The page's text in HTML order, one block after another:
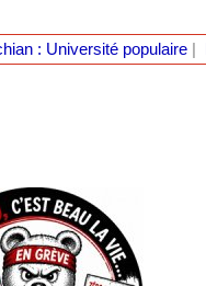
: Université populaire|